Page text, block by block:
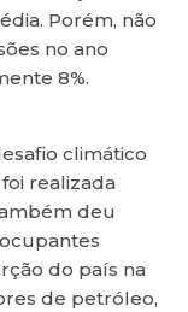
Porém, não
no ano
8%.
climático
realizada
deu
do país na
de petróleo,